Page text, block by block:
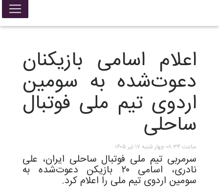
اعلام اسامی بازیکنان
دعوت‌شده به سومین
اردوی تیم ملی فوتبال
ساحلی
ساعت ۰۸:۳۴ چهار شنبه ۱۷ تیر ۱۴۰۵
سرمربی تیم ملی فوتبال ساحلی ایران، علی
نادری، اسامی ۲۰ بازیکن دعوت‌شده به
سومین اردوی تیم ملی را اعلام کرد.